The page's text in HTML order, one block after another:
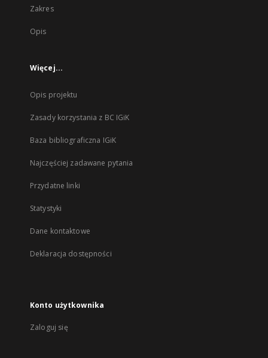
Zakres
Opis
Więcej...
Opis projektu
Zasady korzystania z BC IGiK
Baza bibliograficzna IGiK
Najczęściej zadawane pytania
Przydatne linki
Statystyki
Dane kontaktowe
Deklaracja dostępności
Konto użytkownika
Zaloguj się